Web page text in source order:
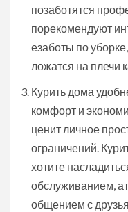
позаботятся
порекомендуют
езаботы по
ложатся на плечи
Курить дома
комфорт и
ценит личное
ограничений.
хотите
обслуживанием,
общением с